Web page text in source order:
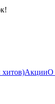
хитов)АкцииО